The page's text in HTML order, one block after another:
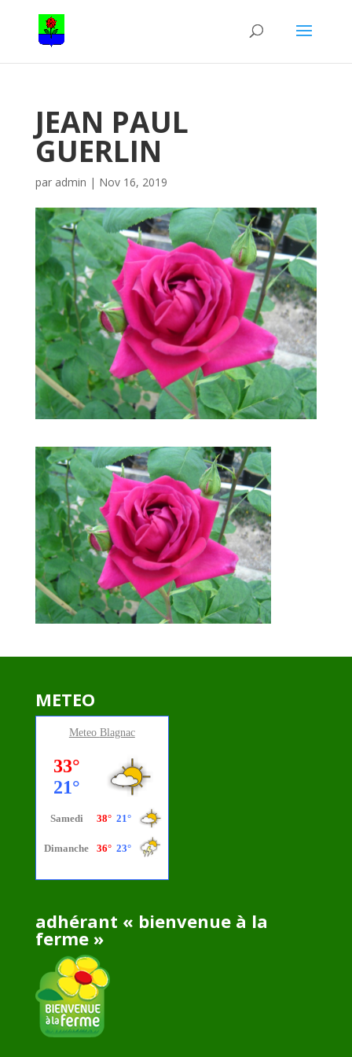
JEAN PAUL
GUERLIN
par admin | Nov 16, 2019
METEO
Meteo Blagnac
adhérant « bienvenue à la
ferme »